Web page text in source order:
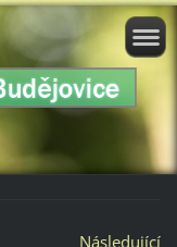
Následující